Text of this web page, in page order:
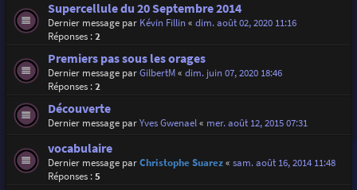
Supercellule du 20 Septembre 2014
Dernier message par Kévin Fillin« dim. août 02, 2020 11:16
Réponses :2
Premiers pas sous les orages
Dernier message parGilbertM« dim. juin 07, 2020 18:46
Réponses :2
Découverte
Dernier message parYves Gwenael« mer. août 12, 2015 07:31
vocabulaire
Dernier message parChristophe Suarez« sam. août 16, 2014 11:48
Réponses :5